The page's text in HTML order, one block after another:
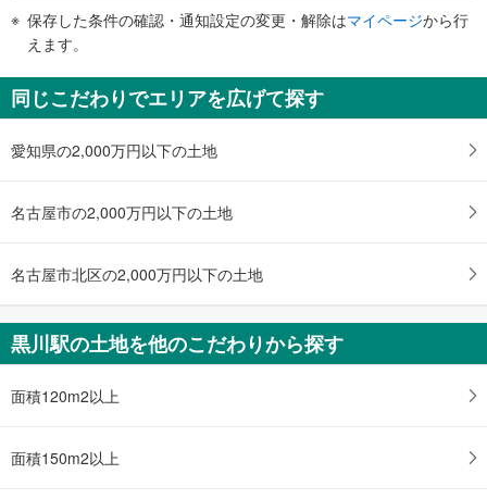
・ＡＥＤ
知
を
け
・
件
マ
イ
ペ
ー
保
保存した条件の確認・通知設定の変更・解除はマイページから行
えます。
同じこだわりでエリアを広げて探す
愛知県の2,000万円以下の土地
名古屋市の2,000万円以下の土地
名古屋市北区の2,000万円以下の土地
黒川駅の土地を他のこだわりから探す
面積120m2以上
面積150m2以上